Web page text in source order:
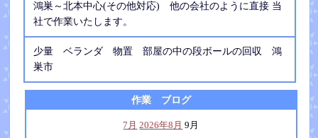
鴻巣～北本中心(その他対応) 他の会社のように直接 当
社で作業いたします。
少量 ベランダ 物置 部屋の中の段ボールの回収 鴻
巣市
作業 ブログ
7月 2026年8月 9月